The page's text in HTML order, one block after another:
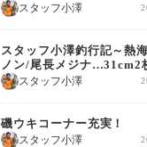
スタッフ小澤
スタッフ小澤釣行記～熱
ノン/尾長メジナ…31cm2
スタッフ小澤
磯ウキコーナー充実！
スタッフ小澤